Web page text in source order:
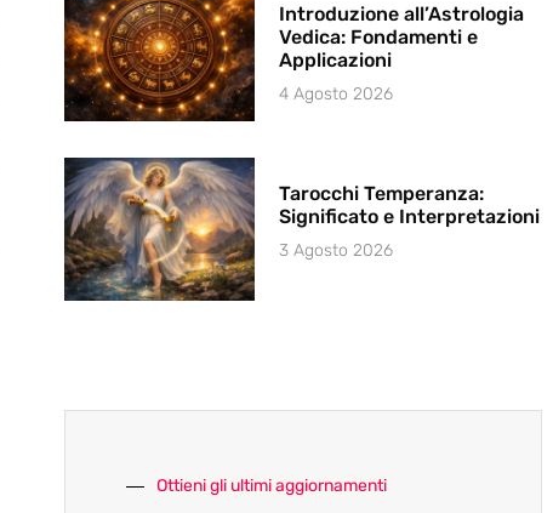
Introduzione all’Astrologia
Vedica: Fondamenti e
Applicazioni
4 Agosto 2026
Tarocchi Temperanza:
Significato e Interpretazioni
3 Agosto 2026
Ottieni gli ultimi aggiornamenti